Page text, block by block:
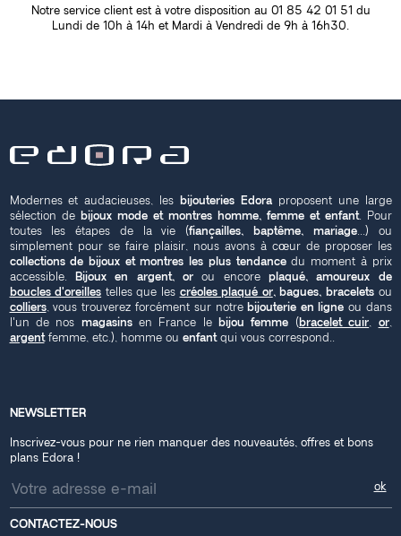
Notre service client est à votre disposition au 01 85 42 01 51 du
Lundi de 10h à 14h et Mardi à Vendredi de 9h à 16h30.
Modernes et audacieuses, les bijouteries Edoraproposent une large
sélection de bijoux mode et montres homme, femme et enfant. Pour
toutes les étapes de la vie (fiançailles, baptême, mariage...) ou
simplement pour se faire plaisir, nous avons à cœur de proposer les
collections de bijoux et montres les plus tendancedu moment à prix
accessible. Bijoux en argent, orou encore plaqué, amoureux de
boucles d'oreilles telles que les créoles plaqué or, bagues, braceletsou
colliers, vous trouverez forcément sur notrebijouterie en ligne ou dans
l'un de nos magasinsen France lebijou femme (bracelet cuir, or,
argentfemme, etc.), homme ou enfantqui vous correspond..
NEWSLETTER
Inscrivez-vous pour ne rien manquer des nouveautés, offres et bons
plans Edora !
CONTACTEZ-NOUS